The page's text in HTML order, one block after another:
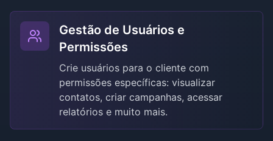
Gestão de Usuários e
Permissões
Crie usuários para o cliente com
permissões específicas: visualizar
contatos, criar campanhas, acessar
relatórios e muito mais.